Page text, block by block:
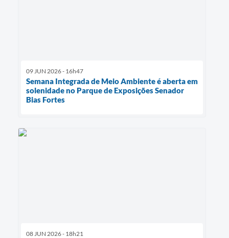
09 JUN 2026 - 16h47
Semana Integrada de Meio Ambiente é aberta em
solenidade no Parque de Exposições Senador
Bias Fortes
08 JUN 2026 - 18h21